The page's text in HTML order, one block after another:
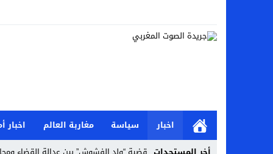
اخبار سياسة مغاربة العالم اخبار